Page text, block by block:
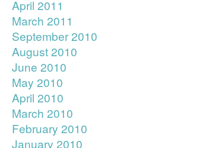
April 2011
March 2011
September 2010
August 2010
June 2010
May 2010
April 2010
March 2010
February 2010
January 2010